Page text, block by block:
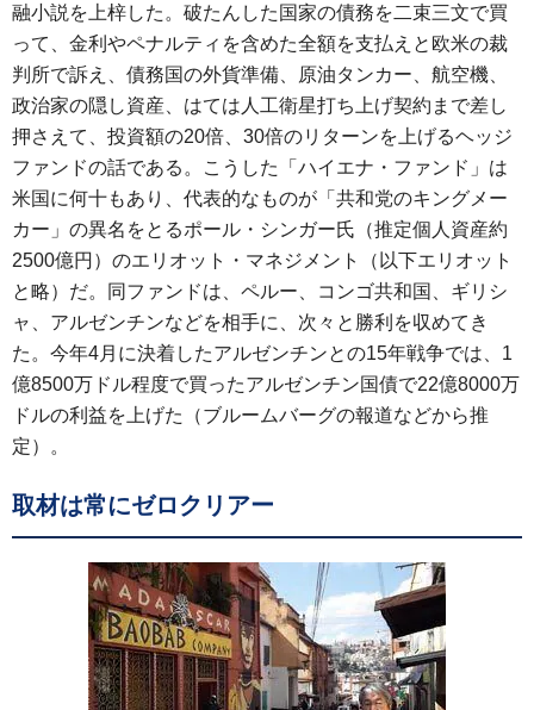
融小説を上梓した。破たんした国家の債務を二束三文で買
って、金利やペナルティを含めた全額を支払えと欧米の裁
判所で訴え、債務国の外貨準備、原油タンカー、航空機、
政治家の隠し資産、はては人工衛星打ち上げ契約まで差し
押さえて、投資額の20倍、30倍のリターンを上げるヘッジ
ファンドの話である。こうした「ハイエナ・ファンド」は
米国に何十もあり、代表的なものが「共和党のキングメー
カー」の異名をとるポール・シンガー氏（推定個人資産約
2500億円）のエリオット・マネジメント（以下エリオット
と略）だ。同ファンドは、ペルー、コンゴ共和国、ギリシ
ャ、アルゼンチンなどを相手に、次々と勝利を収めてき
た。今年4月に決着したアルゼンチンとの15年戦争では、1
億8500万ドル程度で買ったアルゼンチン国債で22億8000万
ドルの利益を上げた（ブルームバーグの報道などから推
定）。
取材は常にゼロクリアー